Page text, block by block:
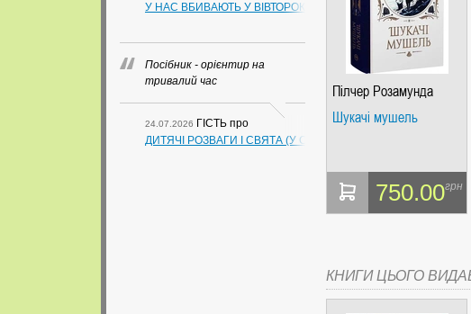
У НАС ВБИВАЮТЬ У ВІВТОРОК. СЛАПОВСЬКИЙ О.І. ЧАС
Посібник - орієнтир на
тривалий час
24.07.2026 ГІСТЬ про
ДИТЯЧІ РОЗВАГИ І СВЯТА (У СХЕМАХ, ТАБЛИЦЯХ,
Пілчер Розамунда
Шукачі мушель
750.00грн
КНИГИ ЦЬОГО